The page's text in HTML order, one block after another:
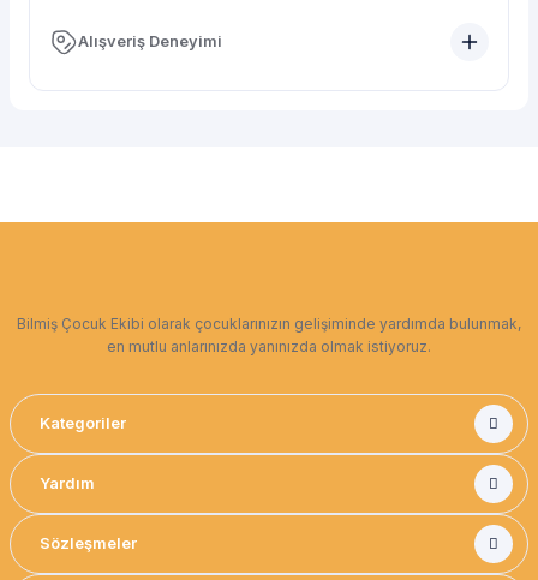
Alışveriş Deneyimi
Bilmiş Çocuk Ekibi olarak çocuklarınızın gelişiminde yardımda bulunmak,
en mutlu anlarınızda yanınızda olmak istiyoruz.
Kategoriler
Yardım
Sözleşmeler